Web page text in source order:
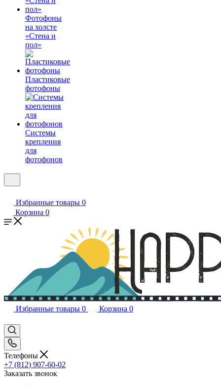
Фотофоны
на холсте
«Стена и
пол»
Пластиковые
фотофоны
Системы
крепления
для
фотофонов
Избранные товары 0
Корзина 0
Избранные товары 0 Корзина 0
Телефоны
+7 (812) 907-60-02
Заказать звонок